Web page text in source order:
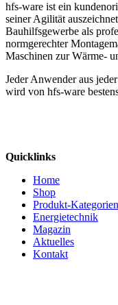
hfs-ware ist ein
seiner Agilität
Bauhilfsgewerbe als
normgerechter
Maschinen zur Wärme-
Jeder Anwender aus
wird von hfs-ware
Quicklinks
Home
Shop
Produkt-Kategorien
Energietechnik
Magazin
Aktuelles
Kontakt